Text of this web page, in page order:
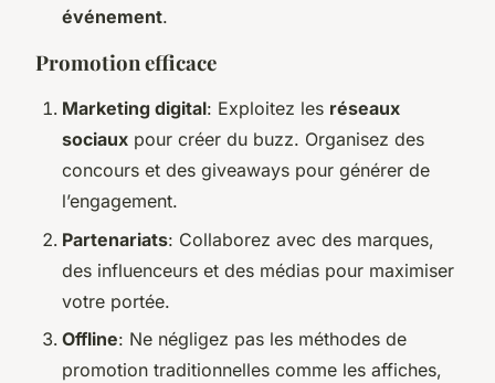
événement.
Promotion efficace
Marketing digital: Exploitez les réseaux
sociaux pour créer du buzz. Organisez des
concours et des giveaways pour générer de
l’engagement.
Partenariats: Collaborez avec des marques,
des influenceurs et des médias pour maximiser
votre portée.
Offline: Ne négligez pas les méthodes de
promotion traditionnelles comme les affiches,